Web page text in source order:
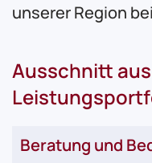
unserer Region
Ausschnitt
Beratung und